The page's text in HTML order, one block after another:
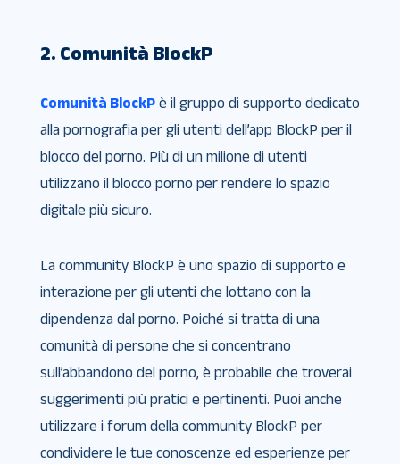
2. Comunità BlockP
Comunità BlockPè il gruppo di supporto dedicato
alla pornografia per gli utenti dell’app BlockP per il
blocco del porno. Più di un milione di utenti
utilizzano il blocco porno per rendere lo spazio
digitale più sicuro.
La community BlockP è uno spazio di supporto e
interazione per gli utenti che lottano con la
dipendenza dal porno. Poiché si tratta di una
comunità di persone che si concentrano
sull’abbandono del porno, è probabile che troverai
suggerimenti più pratici e pertinenti. Puoi anche
utilizzare i forum della community BlockP per
condividere le tue conoscenze ed esperienze per